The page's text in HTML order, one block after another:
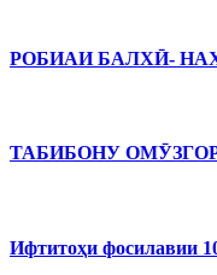
РОБИАИ БАЛХӢ-
ТАБИБОНУ
Ифтитоҳи фосилавии